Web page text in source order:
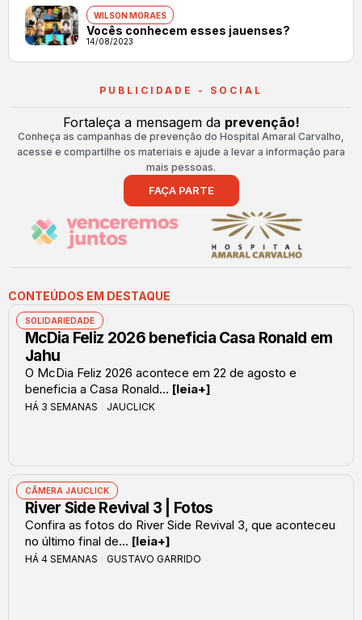
WILSON MORAES
Vocês conhecem esses jauenses?
14/08/2023
PUBLICIDADE - SOCIAL
Fortaleça a mensagem da prevenção!
Conheça as campanhas de prevenção do Hospital Amaral Carvalho,
acesse e compartilhe os materiais e ajude a levar a informação para
mais pessoas.
FAÇA PARTE
CONTEÚDOS EM DESTAQUE
SOLIDARIEDADE
McDia Feliz 2026 beneficia Casa Ronald em
Jahu
O McDia Feliz 2026 acontece em 22 de agosto e
beneficia a Casa Ronald... [leia+]
HÁ 3 SEMANAS JAUCLICK
CÂMERA JAUCLICK
River Side Revival 3 | Fotos
Confira as fotos do River Side Revival 3, que aconteceu
no último final de... [leia+]
HÁ 4 SEMANAS GUSTAVO GARRIDO